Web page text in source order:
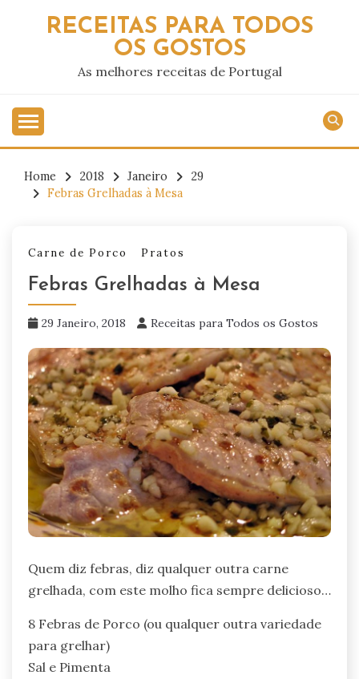
RECEITAS PARA TODOS
OS GOSTOS
As melhores receitas de Portugal
Home 2018 Janeiro
29
Febras Grelhadas à Mesa
Carne de Porco Pratos
Febras Grelhadas à Mesa
29 Janeiro, 2018 Receitas para Todos os Gostos
Quem diz febras, diz qualquer outra carne
grelhada, com este molho fica sempre delicioso…
8 Febras de Porco (ou qualquer outra variedade
para grelhar)
Sal e Pimenta